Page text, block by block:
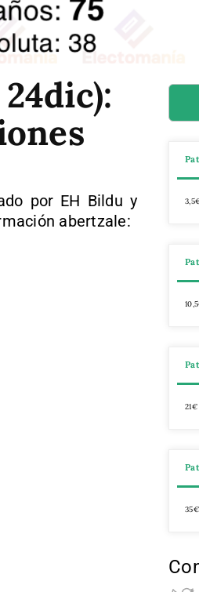
por EH Bildu y
abertzale: